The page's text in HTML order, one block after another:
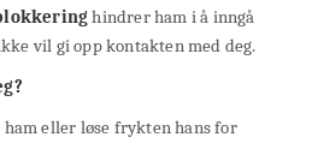
hindrer ham i å inngå
vil gi opp kontakten med deg.
eller løse frykten hans for